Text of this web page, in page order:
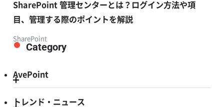
SharePoint 管理センターとは？ログイン方法や項
目、管理する際のポイントを解説
SharePoint
Category
AvePoint
トレンド・ニュース